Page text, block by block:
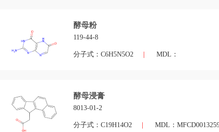
酵母粉
119-44-8
分子式：C6H5N5O2 MDL：
酵母浸膏
8013-01-2
分子式：C19H14O2 MDL：